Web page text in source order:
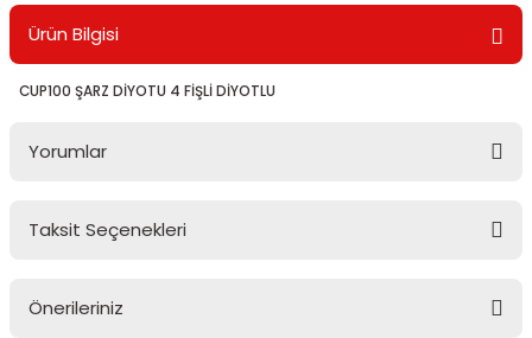
Ürün Bilgisi
CUP100 ŞARZ DİYOTU 4 FİŞLİ DİYOTLU
Yorumlar
Taksit Seçenekleri
Önerileriniz